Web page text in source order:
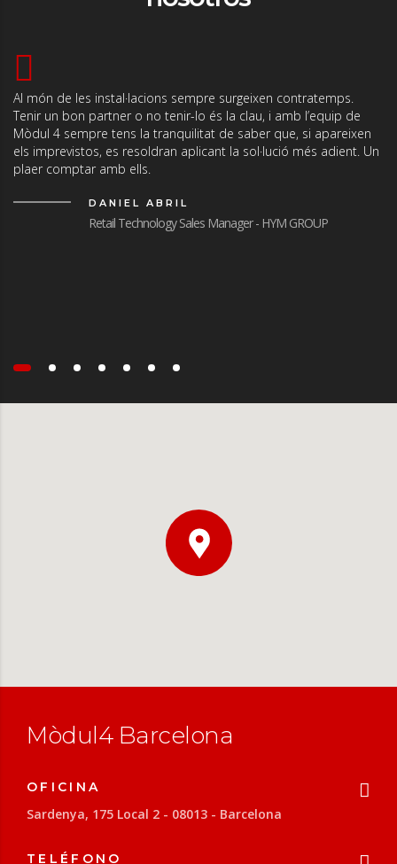
Al món de les instal·lacions sempre surgeixen contratemps.
Tenir un bon partner o no tenir-lo és la clau, i amb l’equip de
Mòdul 4 sempre tens la tranquilitat de saber que, si apareixen
els imprevistos, es resoldran aplicant la sol·lució més adient. Un
plaer comptar amb ells.
DANIEL ABRIL
Retail Technology Sales Manager - HYM GROUP
Mòdul4 Barcelona
Sardenya, 175 Local 2 - 08013 - Barcelona